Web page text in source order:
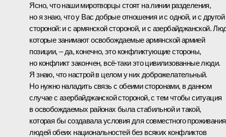
Ясно, что наши миротворцы стоят на линии разделения,
но я знаю, что у Вас добрые отношения и с одной, и с другой
стороной: и с армянской стороной, и с азербайджанской.
которые занимают освобождаемые армянской армией
позиции, – да, конечно, это конфликтующие стороны,
но конфликт закончен, всё-таки это цивилизованные люди.
Я знаю, что настрой в целом у них доброжелательный.
Но нужно наладить связь с обеими сторонами, в данном
случае с азербайджанской стороной, с тем чтобы ситуация
в освобождаемых районах была стабильной и такой,
которая бы создавала условия для совместного проживания
людей обеих национальностей без всяких конфликтов